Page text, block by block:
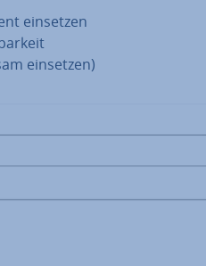
einsetzen
einsetzen)